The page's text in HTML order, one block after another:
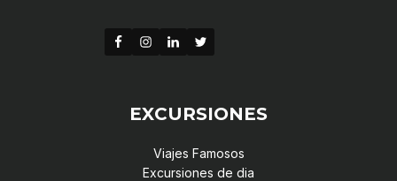
EXCURSIONES
Viajes Famosos
Excursiones de dia